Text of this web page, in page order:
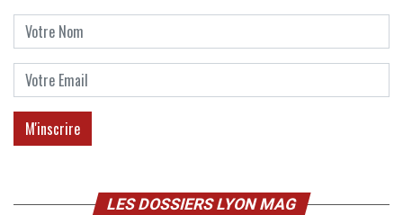
LES DOSSIERS LYON MAG